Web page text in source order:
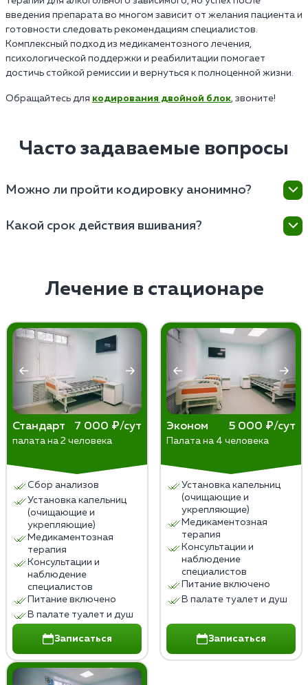
введения препарата во многом зависит от желания пациента и
готовности следовать рекомендациям специалистов.
Комплексный подход из медикаментозного лечения,
психологической поддержки и реабилитации помогает
достичь стойкой ремиссии и вернуться к полноценной жизни.
Обращайтесь для кодирования двойной блок , звоните!
Часто задаваемые вопросы
Можно ли пройти кодировку анонимно?
процедуры на анонимных условиях. Мы понимаем,
обращении к нам вы можете быть уверены, что ваша
личная информация и факт лечения будут строго
анонимными, и ни при каких обстоятельствах не
будут разглашены без вашего согласия. Доступ к
ним будет только у лечащего врача.
Какой срок действия вшивания?
желания употреблять спиртное. Обычно результаты
от подшивки сохраняются в течение нескольких
Наша клиника готова оказать всестороннюю
поддержку и контроль в течение всего периода
лечения, чтобы обеспечить наилучший результат и
предотвратить рецидивы.
Лечение в стационаре
Стандарт 7 000 ₽/сут
палата на 2 человека
Сбор анализов
Установка капельниц
(очищающие и
укрепляющие)
Медикаментозная
терапия
Консультации и
наблюдение
специалистов
Питание включено
В палате туалет и душ
Записаться
Эконом 5 000 ₽/сут
Палата на 4 человека
Установка капельниц
(очищающие и
укрепляющие)
Медикаментозная
терапия
Консультации и
наблюдение
специалистов
Питание включено
В палате туалет и душ
Записаться